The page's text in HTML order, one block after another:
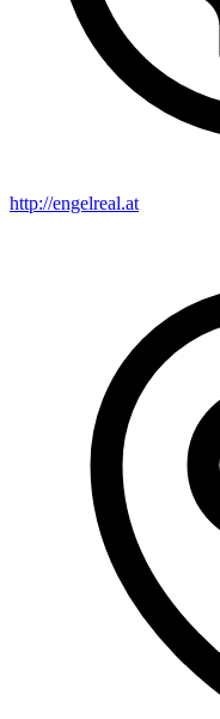
http://engelreal.at